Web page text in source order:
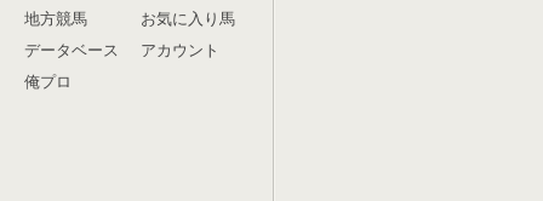
地方競馬
データベース
俺プロ
お気に入り馬
アカウント